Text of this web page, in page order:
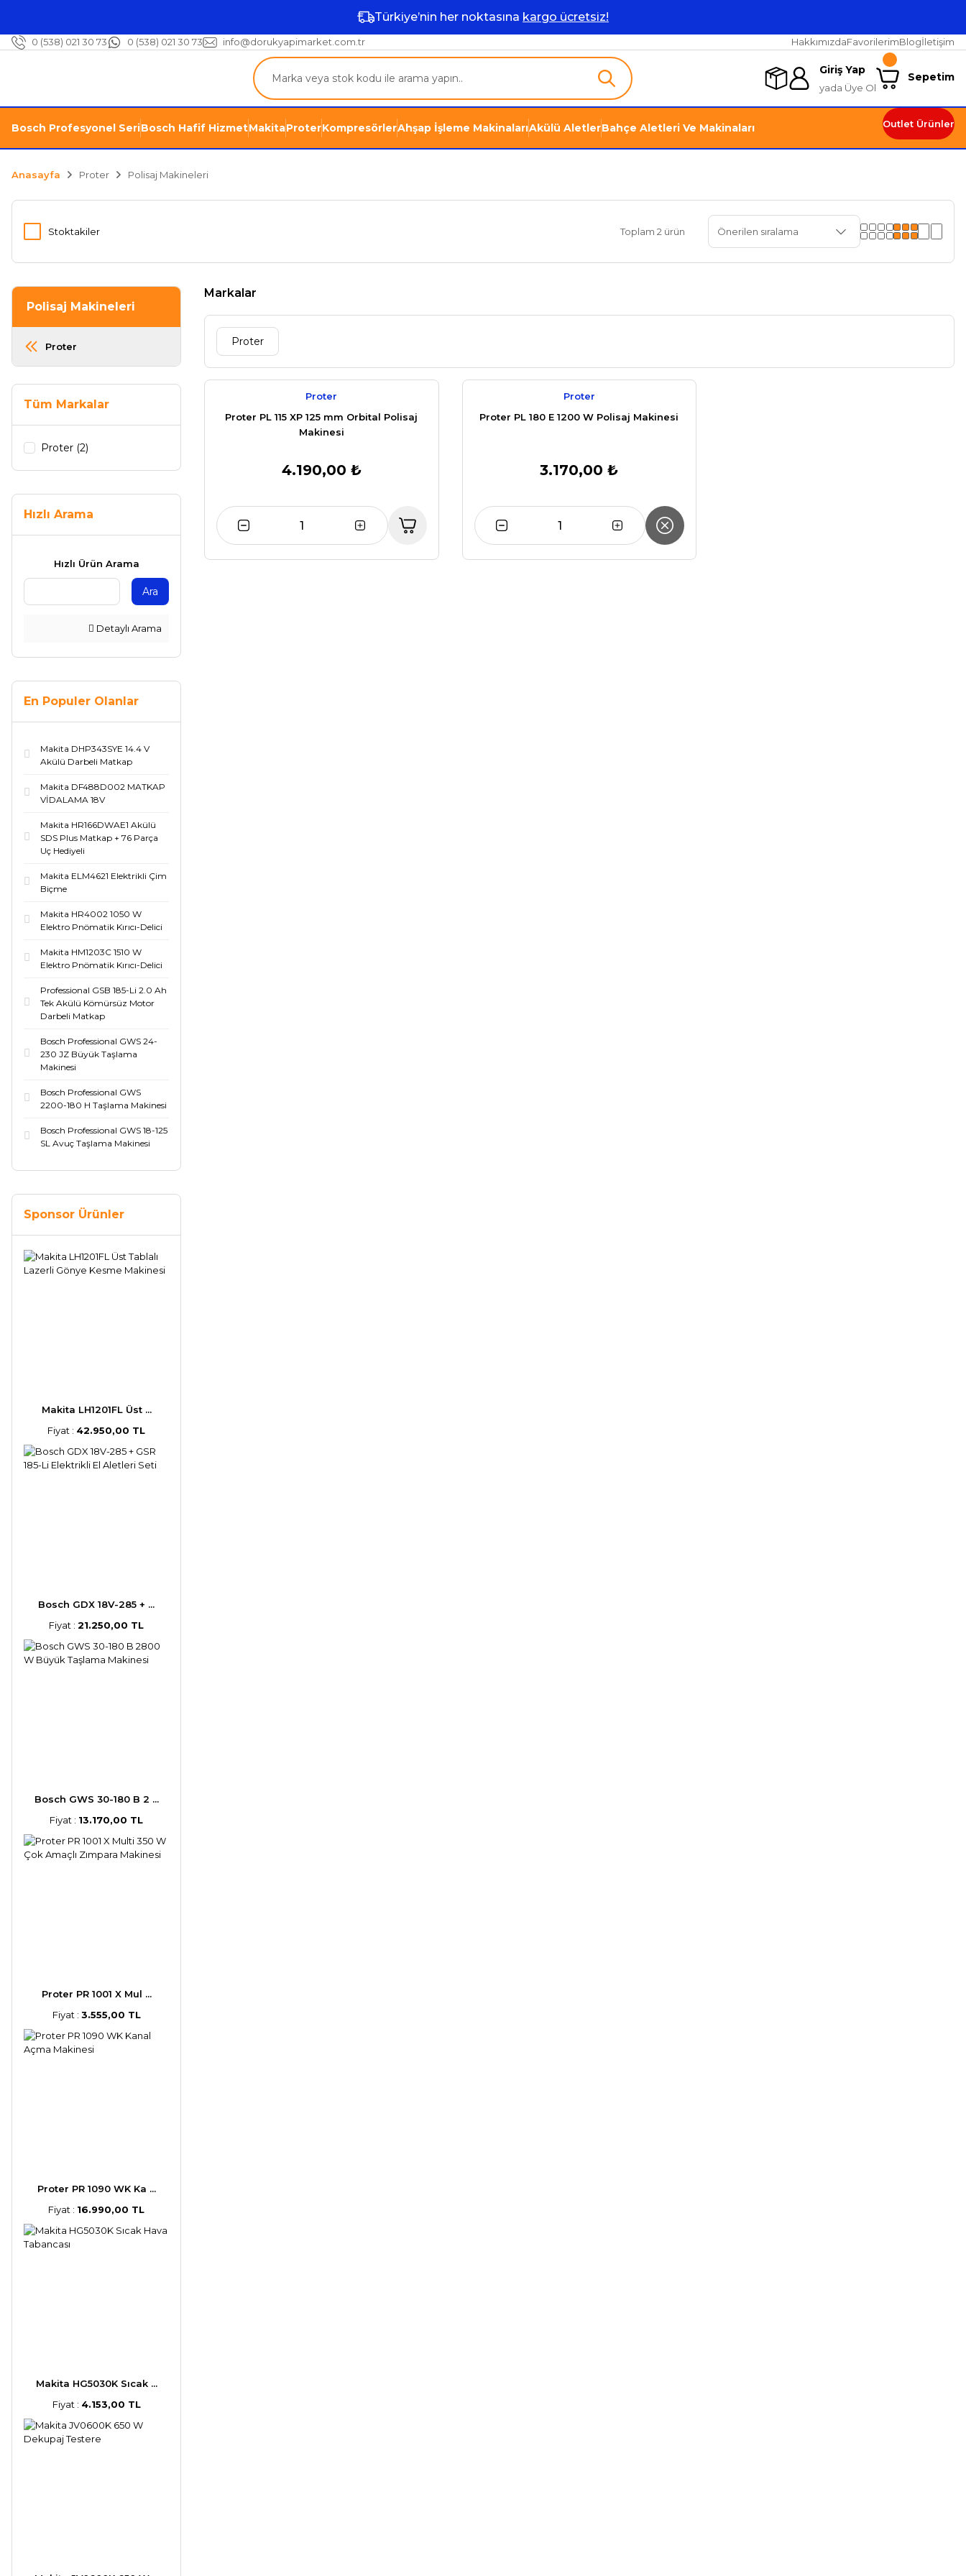
Türkiye’nin her noktasına kargo ücretsiz!
0 (538) 021 30 73 0 (538) 021 30 73 info@dorukyapimarket.com.tr HakkımızdaFavorilerimBlogİletişim
Giriş Yap
yada Üye Ol
Sepetim
Bosch Profesyonel SeriBosch Hafif HizmetMakitaProterKompresörlerAhşap İşleme MakinalarıAkülü AletlerBahçe Aletleri Ve Makinaları Outlet Ürünler
Anasayfa Proter Polisaj Makineleri
Stoktakiler Toplam 2 ürün
Polisaj Makineleri
Proter
Tüm Markalar
Proter (2)
Hızlı Arama
Hızlı Ürün Arama
Ara
Detaylı Arama
En Populer Olanlar
Makita DHP343SYE 14.4 V
Akülü Darbeli Matkap
Makita DF488D002 MATKAP
VİDALAMA 18V
Makita HR166DWAE1 Akülü
SDS Plus Matkap + 76 Parça
Uç Hediyeli
Makita ELM4621 Elektrikli Çim
Biçme
Makita HR4002 1050 W
Elektro Pnömatik Kırıcı-Delici
Makita HM1203C 1510 W
Elektro Pnömatik Kırıcı-Delici
Professional GSB 185-Li 2.0 Ah
Tek Akülü Kömürsüz Motor
Darbeli Matkap
Bosch Professional GWS 24-
230 JZ Büyük Taşlama
Makinesi
Bosch Professional GWS
2200-180 H Taşlama Makinesi
Bosch Professional GWS 18-125
SL Avuç Taşlama Makinesi
Sponsor Ürünler
Makita LH1201FL Üst ...
Fiyat : 42.950,00 TL
Bosch GDX 18V-285 + ...
Fiyat : 21.250,00 TL
Bosch GWS 30-180 B 2 ...
Fiyat : 13.170,00 TL
Proter PR 1001 X Mul ...
Fiyat : 3.555,00 TL
Proter PR 1090 WK Ka ...
Fiyat : 16.990,00 TL
Makita HG5030K Sıcak ...
Fiyat : 4.153,00 TL
Markalar
Proter
Proter
Proter PL 115 XP 125 mm Orbital Polisaj
Makinesi
4.190,00 ₺
Proter
Proter PL 180 E 1200 W Polisaj Makinesi
3.170,00 ₺